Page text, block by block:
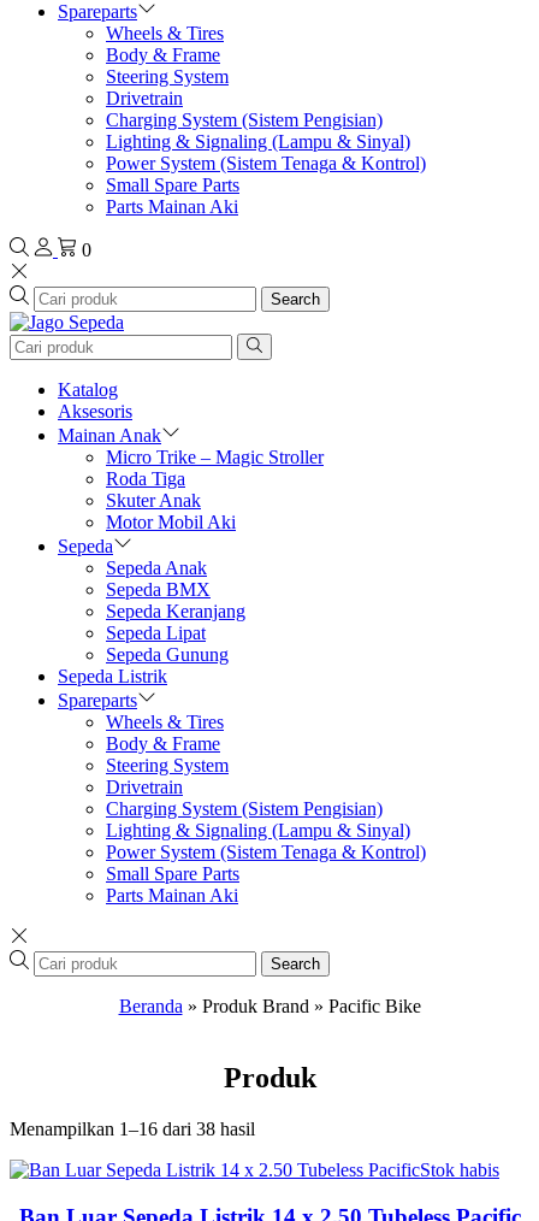
Spareparts
Wheels & Tires
Body & Frame
Steering System
Drivetrain
Charging System (Sistem Pengisian)
Lighting & Signaling (Lampu & Sinyal)
Power System (Sistem Tenaga & Kontrol)
Small Spare Parts
Parts Mainan Aki
0
Search
Katalog
Aksesoris
Mainan Anak
Micro Trike – Magic Stroller
Roda Tiga
Skuter Anak
Motor Mobil Aki
Sepeda
Sepeda Anak
Sepeda BMX
Sepeda Keranjang
Sepeda Lipat
Sepeda Gunung
Sepeda Listrik
Spareparts
Wheels & Tires
Body & Frame
Steering System
Drivetrain
Charging System (Sistem Pengisian)
Lighting & Signaling (Lampu & Sinyal)
Power System (Sistem Tenaga & Kontrol)
Small Spare Parts
Parts Mainan Aki
Search
Beranda » Produk Brand » Pacific Bike
Produk
Menampilkan 1–16 dari 38 hasil
Stok habis